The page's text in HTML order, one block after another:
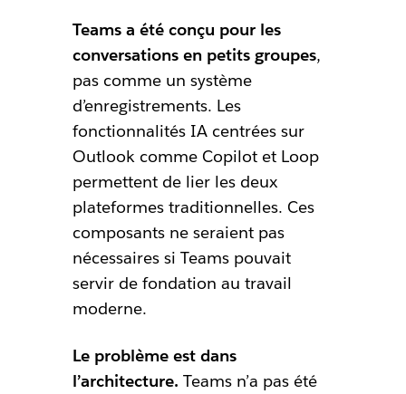
Teams a été conçu pour les
conversations en petits groupes,
pas comme un système
d’enregistrements. Les
fonctionnalités IA centrées sur
Outlook comme Copilot et Loop
permettent de lier les deux
plateformes traditionnelles. Ces
composants ne seraient pas
nécessaires si Teams pouvait
servir de fondation au travail
moderne.
Le problème est dans
l’architecture. Teams n’a pas été